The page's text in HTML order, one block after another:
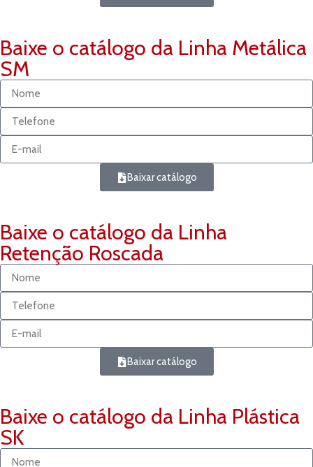
Baixe o catálogo da Linha Metálica
SM
Baixar catálogo
Baixe o catálogo da Linha
Retenção Roscada
Baixar catálogo
Baixe o catálogo da Linha Plástica
SK